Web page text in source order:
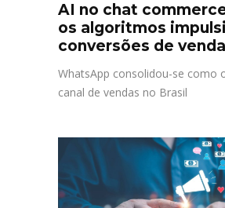
AI no chat
os algoritmos
conversões de
WhatsApp consolidou-se como
canal de vendas no Brasil